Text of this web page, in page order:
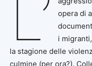
L’
opera di
i
la stagione delle
culmine (per ora?).